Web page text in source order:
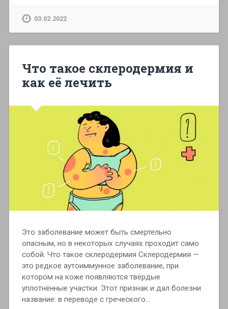
03.02.2022
Что такое склеродермия и
как её лечить
Это заболевание может быть смертельно
опасным, но в некоторых случаях проходит само
собой. Что такое склеродермия Склеродермия —
это редкое аутоиммунное заболевание, при
котором на коже появляются твёрдые
уплотнённые участки. Этот признак и дал болезни
название: в переводе с греческого…